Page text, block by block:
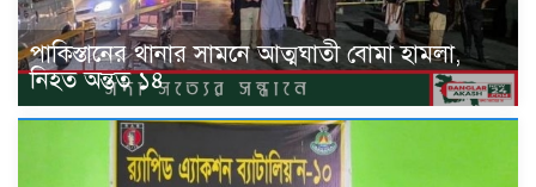
পাকিস্তানের থানার সামনে আত্মঘাতী বোমা হামলা,
নিহত অন্তত ১৪